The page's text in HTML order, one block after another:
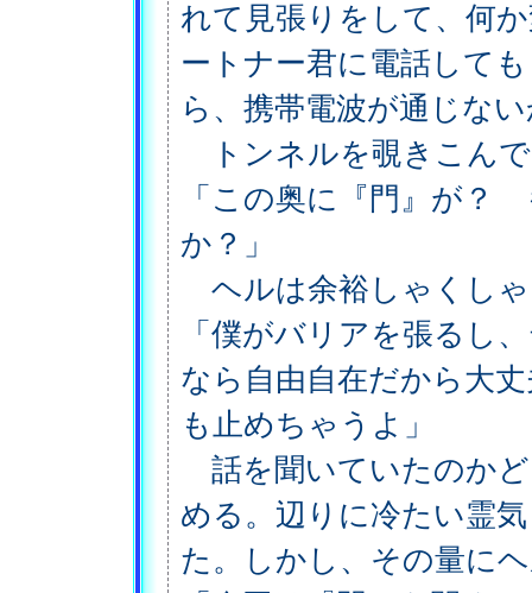
れて見張りをして、何
ートナー君に電話して
ら、携帯電波が通じな
トンネルを覗きこん
「この奥に『門』が？
か？」
ヘルは余裕しゃくし
「僕がバリアを張るし
なら自由自在だから大
も止めちゃうよ」
話を聞いていたのか
める。辺りに冷たい霊
た。しかし、その量に